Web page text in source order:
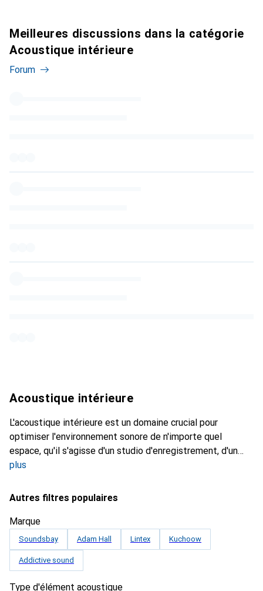
Meilleures discussions dans la catégorie
Acoustique intérieure
Forum
Acoustique intérieure
L'acoustique intérieure est un domaine crucial pour
optimiser l'environnement sonore de n'importe quel
espace, qu'il s'agisse d'un studio d'enregistrement, d'un
plus
Autres filtres populaires
Marque
Soundsbay Adam Hall Lintex Kuchoow
Addictive sound
Type d'élément acoustique